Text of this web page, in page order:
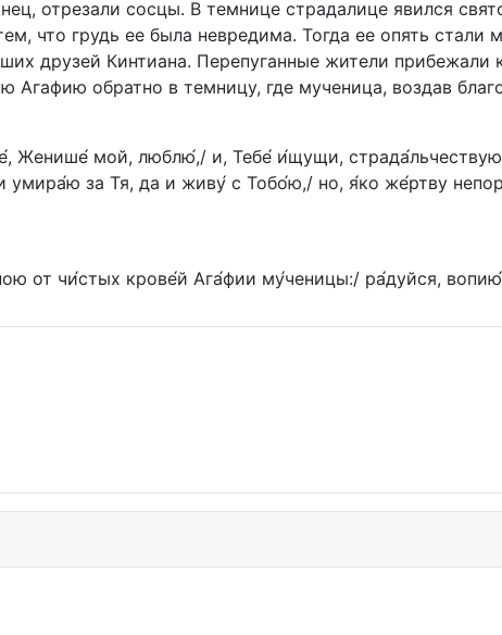
отрезали сосцы. В темнице страдалице явился
что грудь ее была невредима. Тогда ее опять стали
друзей Кинтиана. Перепуганные жители прибежали
Агафию обратно в темницу, где мученица, воздав
Женише́ мой, люблю́,/ и, Тебе́ и́щущи,
умира́ю за Тя, да и живу́ с Тобо́ю,/ но, я́ко же́ртву
от чи́стых крове́й Ага́фии му́ченицы:/ ра́дуйся,